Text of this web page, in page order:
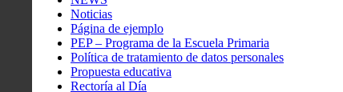
Noticias
Página de ejemplo
PEP – Programa de la Escuela Primaria
Política de tratamiento de datos personales
Propuesta educativa
Rectoría al Día